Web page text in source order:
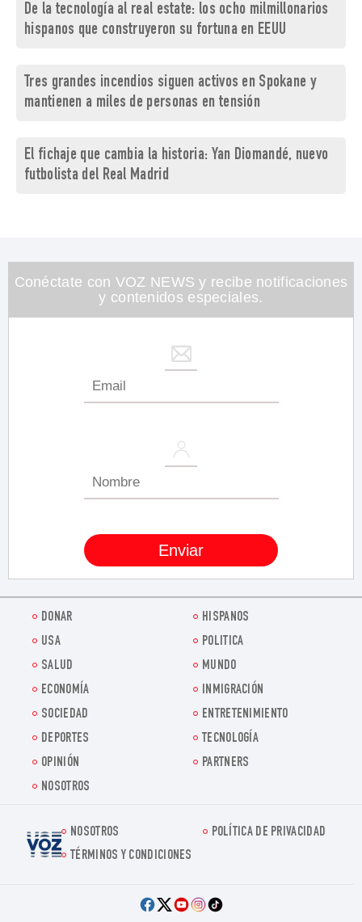
De la tecnología al real estate: los ocho milmillonarios
hispanos que construyeron su fortuna en EEUU
Tres grandes incendios siguen activos en Spokane y
mantienen a miles de personas en tensión
El fichaje que cambia la historia: Yan Diomandé, nuevo
futbolista del Real Madrid
Conéctate con VOZ NEWS y recibe notificaciones
y contenidos especiales.
DONAR
HISPANOS
USA
POLITICA
SALUD
MUNDO
ECONOMÍA
INMIGRACIÓN
SOCIEDAD
ENTRETENIMIENTO
DEPORTES
TECNOLOGÍA
OPINIÓN
PARTNERS
NOSOTROS
Voz.us
NOSOTROS
POLÍTICA DE PRIVACIDAD
TÉRMINOS Y CONDICIONES